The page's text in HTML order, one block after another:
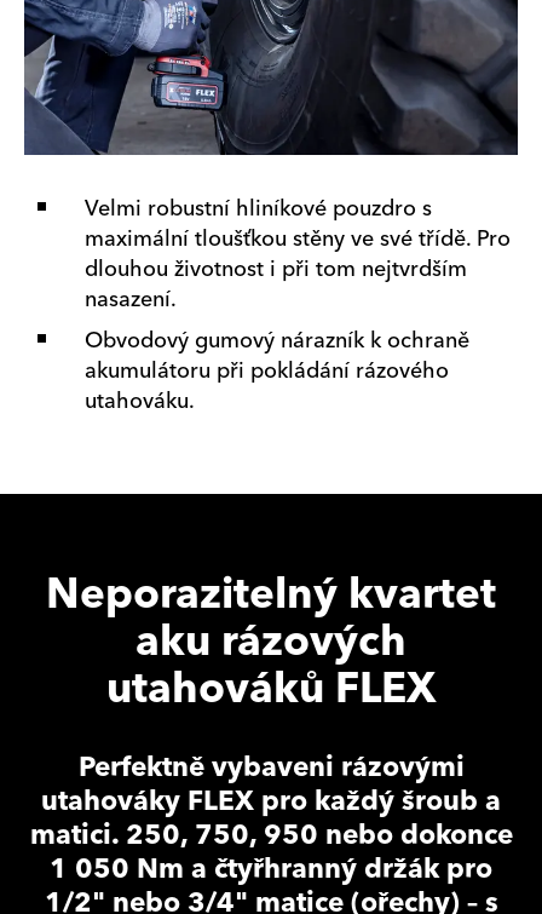
Velmi robustní hliníkové pouzdro s
maximální tloušťkou stěny ve své třídě. Pro
dlouhou životnost i při tom nejtvrdším
nasazení.
Obvodový gumový nárazník k ochraně
akumulátoru při pokládání rázového
utahováku.
Neporazitelný kvartet
aku rázových
utahováků FLEX
Perfektně vybaveni rázovými
utahováky FLEX pro každý šroub a
matici. 250, 750, 950 nebo dokonce
1 050 Nm a čtyřhranný držák pro
1/2" nebo 3/4″ matice (ořechy) – s